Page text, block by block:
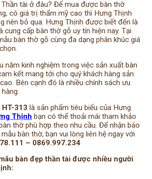
Thần tài ở đâu? Để mua được bàn thờ
có giá trị thẩm mỹ cao thì Hưng Thịnh
nên bỏ qua. Hưng Thịnh được biết đến là
cung cấp bàn thờ gỗ uy tín hiện nay. Tại
bàn thờ gỗ cùng đa dạng phân khúc giá
năm kinh nghiệm trong việc sản xuất bàn
kết mang tới cho quý khách hàng sản
Bên cạnh đó là nhiều chính sách ưu
313 là sản phẩm tiêu biểu của Hưng
Thịnh bạn có thể thoải mái tham khảo
thờ phù hợp theo nhu cầu. Để nhận báo
bàn thờ, bạn vui lòng liên hệ ngay với
– 0869.997.234
bàn đẹp thần tài được nhiều người